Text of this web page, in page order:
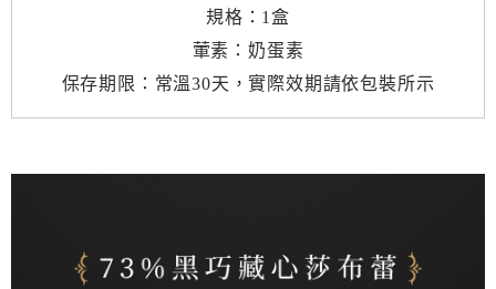
規格：1盒
葷素：奶蛋素
保存期限：常溫30天，實際效期請依包裝所示